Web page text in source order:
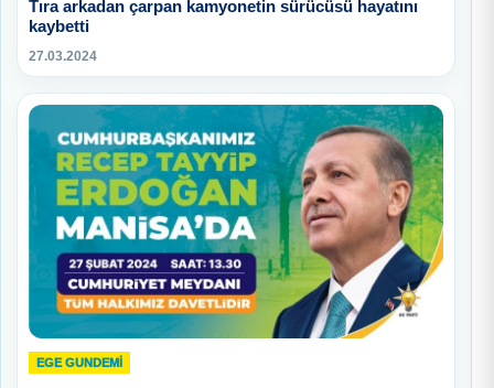
Tıra arkadan çarpan kamyonetin sürücüsü hayatını
kaybetti
27.03.2024
EGE GUNDEMİ